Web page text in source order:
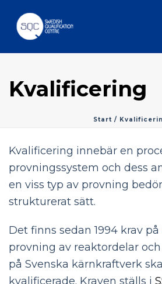
Kvalificering
Start/
Kvalificering innebär en
provningssystem och dess
en viss typ av provning
strukturerat sätt.
Det finns sedan 1994 krav
provning av reaktordelar
på Svenska kärnkraftverk
kvalificerade. Kraven ställs i